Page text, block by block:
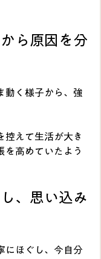
ら原因を分
動く様子から、強
控えて生活が大き
を高めていたよう
、思い込み
にほぐし、今自分